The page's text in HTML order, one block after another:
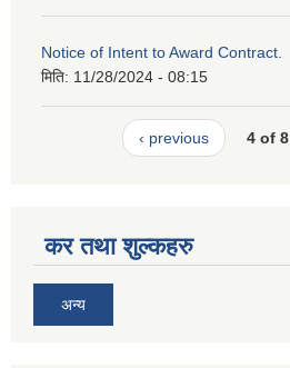
Notice of Intent to Award Contract.
मिति: 11/28/2024 - 08:15
‹ previous 4 of 8
कर तथा शुल्कहरु
अन्य